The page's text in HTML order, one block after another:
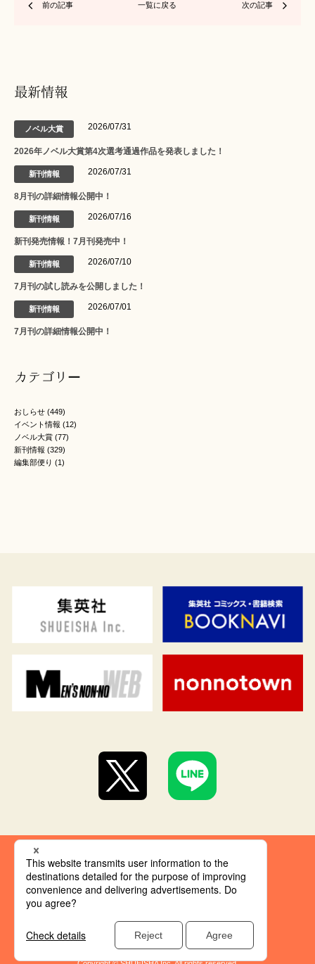
前の記事 一覧に戻る 次の記事
最新情報
ノベル大賞 2026/07/31
2026年ノベル大賞第4次選考通過作品を発表しました！
新刊情報 2026/07/31
8月刊の詳細情報公開中！
新刊情報 2026/07/16
新刊発売情報！7月刊発売中！
新刊情報 2026/07/10
7月刊の試し読みを公開しました！
新刊情報 2026/07/01
7月刊の詳細情報公開中！
カテゴリー
おしらせ (449)
イベント情報 (12)
ノベル大賞 (77)
新刊情報 (329)
編集部便り (1)
集英社 オレンジ文庫とは
創刊にあたって
推奨環境
集英社の個人情報取り扱い